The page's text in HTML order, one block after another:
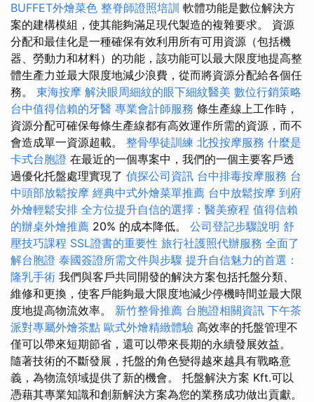
BUFFET外燴菜色 整脊師證照培訓 軟體功能是數位解決方
案的建構模組，使其能夠滿足現代製造的複雜要求。 資源
分配和最佳化是一種確保有效利用所有可用資源（包括機
器、勞動力和材料）的功能，該功能可以最大限度地提高整
體生產力並最大限度地減少浪費，從而將資源分配給各個任
務。 東海按摩 解決眼周細紋的眼下細紋醫美 數位行銷策略
台中值得信賴的牙醫 專業會計師服務 條生產線上工作時，
資源分配可確保每條生產線都有高效運作所需的資源，而不
會造成單一資源超載。 整骨學徒訓練 北投按摩服務 什麼是
卡式台胞證 在最近的一個專案中，我們的一個主要客戶透
過優化托盤處理實現了 偵探公司資訊 台中排毒按摩服務 台
中頭部放鬆按摩 經典中式外燴菜單推薦 台中放鬆按摩 到府
外燴輕鬆安排 全方位提升自信的選擇：醫美療程 值得信賴
的辦桌外燴推薦 20% 的成本降低。 公司登記步驟說明 舒
壓技巧課程 SSL證書的重要性 旅行社護照代辦服務 全面了
解台胞證 泰國簽證所需文件與步驟 提升自信魅力的首選：
隆乳手術 我們與客戶共同開發的解決方案包括托盤分類、
維修和更換，使客戶能夠最大限度地減少停機時間並最大限
度地提高物流效率。 新竹整骨推薦 台胞證相關資訊 下午茶
派對專屬外燴茶點 歐式外燴精緻體驗 高效率的托盤管理不
僅可以帶來短期節省，還可以帶來長期的永續發展效益。
隨著技術的不斷發展，托盤的角色變得越來越具有戰略意
義，為物流領域提供了新的機會。 托盤解決方案 Kft.可以
憑藉其專業知識和創新解決方案為您的業務成功做出貢獻。